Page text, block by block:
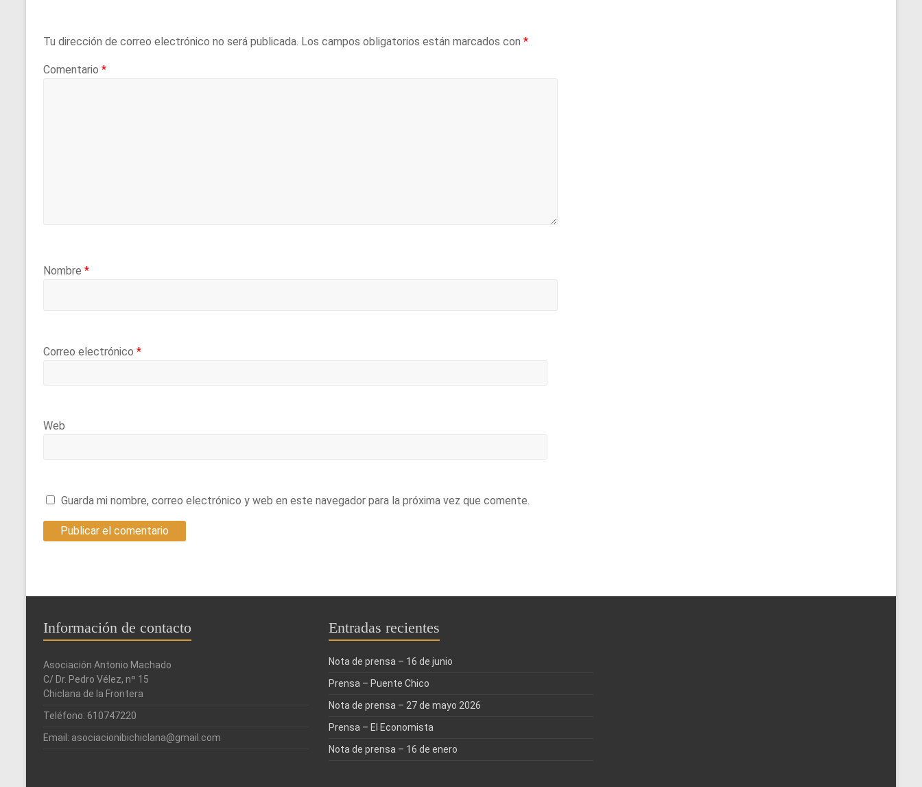
Tu dirección de correo electrónico no será publicada. Los campos obligatorios están marcados con *
Comentario *
Nombre *
Correo electrónico *
Web
Guarda mi nombre, correo electrónico y web en este navegador para la próxima vez que comente.
Información de contacto
Asociación Antonio Machado
C/ Dr. Pedro Vélez, nº 15
Chiclana de la Frontera
Teléfono: 610747220
Email: asociacionibichiclana@gmail.com
Entradas recientes
Nota de prensa – 16 de junio
Prensa – Puente Chico
Nota de prensa – 27 de mayo 2026
Prensa – El Economista
Nota de prensa – 16 de enero